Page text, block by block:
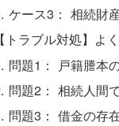
ケース3： 相続財
【トラブル対処】よ
問題1： 戸籍謄本
問題2： 相続人間
問題3： 借金の存